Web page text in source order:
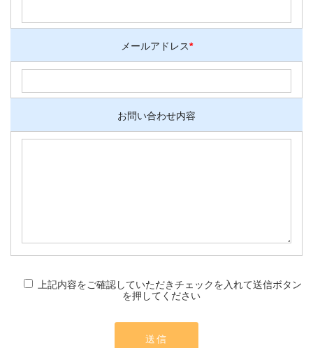
メールアドレス*
お問い合わせ内容
上記内容をご確認していただきチェックを入れて送信ボタン
を押してください